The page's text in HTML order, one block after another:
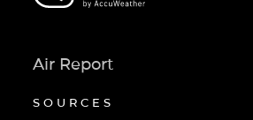
Air Report
SOURCES